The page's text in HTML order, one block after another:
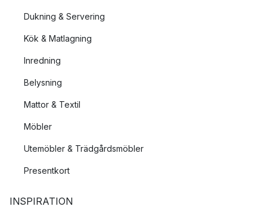
Dukning & Servering
Kök & Matlagning
Inredning
Belysning
Mattor & Textil
Möbler
Utemöbler & Trädgårdsmöbler
Presentkort
INSPIRATION